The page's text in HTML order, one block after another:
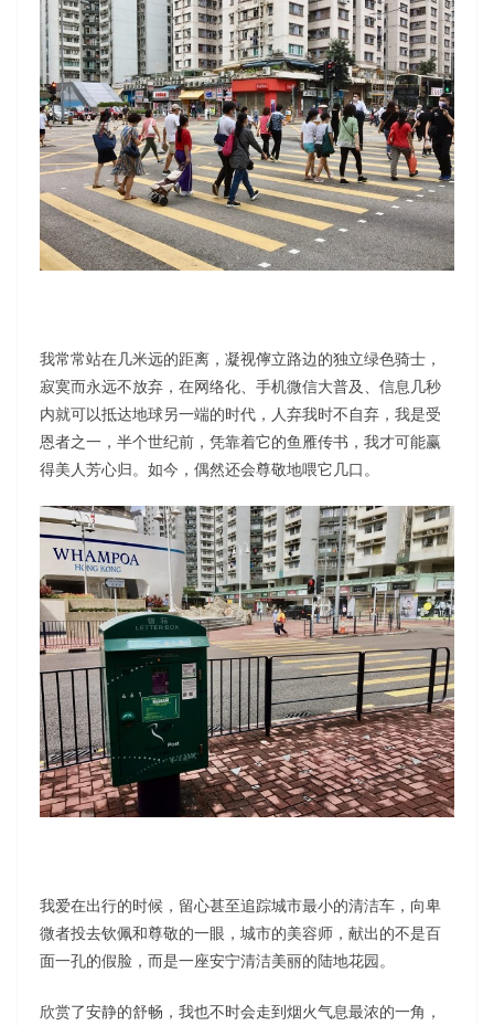
我常常站在几米远的距离，凝视儜立路边的独立绿色骑士，
寂寞而永远不放弃，在网络化、手机微信大普及、信息几秒
内就可以抵达地球另一端的时代，人弃我时不自弃，我是受
恩者之一，半个世纪前，凭靠着它的鱼雁传书，我才可能赢
得美人芳心归。如今，偶然还会尊敬地喂它几口。
我爱在出行的时候，留心甚至追踪城市最小的清洁车，向卑
微者投去钦佩和尊敬的一眼，城市的美容师，献出的不是百
面一孔的假脸，而是一座安宁清洁美丽的陆地花园。
欣赏了安静的舒畅，我也不时会走到烟火气息最浓的一角，